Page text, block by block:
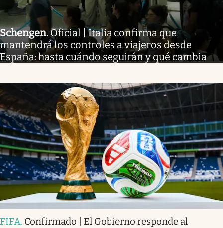
Schengen. Oficial | Italia confirma que
mantendrá los controles a viajeros desde
España: hasta cuándo seguirán y qué cambia
FIFA. Confirmado | El Gobierno responde al